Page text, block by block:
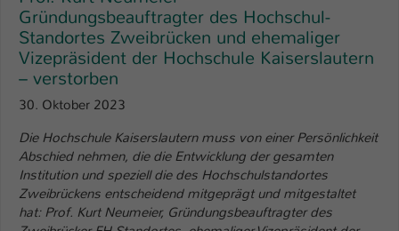
Gründungsbeauftragter des Hochschul-
Standortes Zweibrücken und ehemaliger
Vizepräsident der Hochschule Kaiserslautern
– verstorben
30. Oktober 2023
Die Hochschule Kaiserslautern muss von einer Persönlichkeit
Abschied nehmen, die die Entwicklung der gesamten
Institution und speziell die des Hochschulstandortes
Zweibrückens entscheidend mitgeprägt und mitgestaltet
hat: Prof. Kurt Neumeier, Gründungsbeauftragter des
Zweck
Einstellungen. Unter anderem eine zufällig
generierte ID, für die historische
Speicherung Ihrer vorgenommen
Einstellungen, falls der Webseiten-
Name fe_typo_user / PHPSESSID
Anbieter TYPO3
Laufzeit 1 Woche